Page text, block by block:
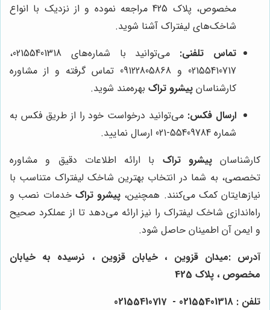
مخصوص، پلاک 425 مراجعه نموده و از نزدیک با انواع
شاخک‌های لیفتراک آشنا شوید.
تماس تلفنی:
می‌توانید با شماره‌های 02155401318،
02155410717 و 09122805868 تماس گرفته و از مشاوره
کارشناسان پیشرو تراک بهره‌مند شوید.
ارسال فکس: می‌توانید درخواست خود را از طریق فکس به
شماره 55409784-021 ارسال نمایید.
کارشناسانپیشرو تراک با ارائه اطلاعات دقیق و مشاوره
تخصصی، به شما در انتخاب بهترین شاخک لیفتراک متناسب با
نیازهایتان کمک می‌کنند. همچنین، پیشرو تراک خدمات نصب و
راه‌اندازی شاخک لیفتراک را نیز ارائه می‌دهد تا از عملکرد صحیح
و ایمن آن اطمینان حاصل شود.
آدرس :میدان قزوین ، خیابان قزوین ، نرسیده به خیابان
مخصوص ، پلاک 425
تلفن : 02155401318 - 02155410717